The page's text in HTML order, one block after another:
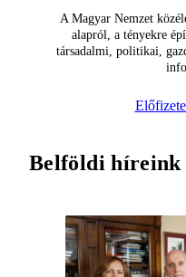
A Magyar Nemzet
alapról, a tényekre
társadalmi, politikai,
Belföldi híreink